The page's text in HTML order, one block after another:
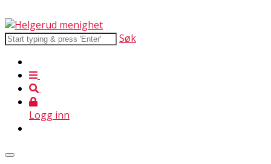
Søk
Logg inn